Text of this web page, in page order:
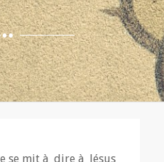
se mit à dire à Jésus